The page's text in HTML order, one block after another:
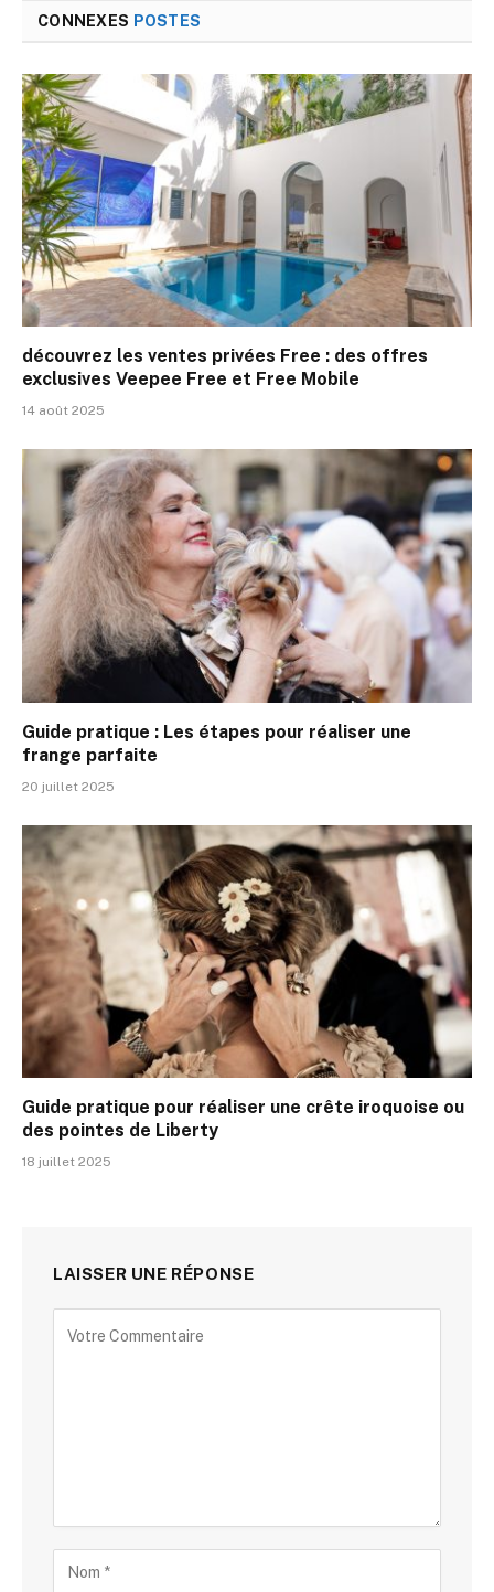
CONNEXES POSTES
découvrez les ventes privées Free : des offres
exclusives Veepee Free et Free Mobile
14 août 2025
Guide pratique : Les étapes pour réaliser une
frange parfaite
20 juillet 2025
Guide pratique pour réaliser une crête iroquoise ou
des pointes de Liberty
18 juillet 2025
LAISSER UNE RÉPONSE